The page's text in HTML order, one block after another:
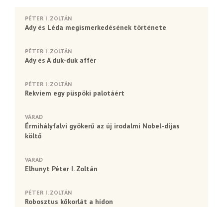
PÉTER I. ZOLTÁN
Ady és Léda megismerkedésének története
PÉTER I. ZOLTÁN
Ady és A duk-duk affér
PÉTER I. ZOLTÁN
Rekviem egy püspöki palotáért
VÁRAD
Érmihályfalvi gyökerű az új irodalmi Nobel-díjas
költő
VÁRAD
Elhunyt Péter I. Zoltán
PÉTER I. ZOLTÁN
Robosztus kőkorlát a hídon